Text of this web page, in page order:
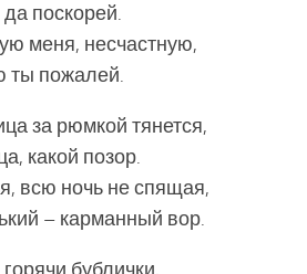
поскорей.
меня, несчастную,
ты пожалей.
за рюмкой тянется,
какой позор.
всю ночь не спящая,
– карманный вор.